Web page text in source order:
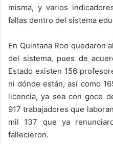
misma, y varios
fallas dentro del sistema
En Quintana Roo quedaron
del sistema, pues de
Estado existen 156
ni dónde están, así como
licencia, ya sea con goce
917 trabajadores que
mil 137 que ya
fallecieron.